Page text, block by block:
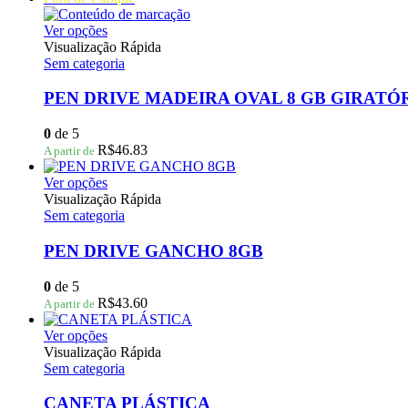
escolhidas
na
página
do
produto
Ver opçõesEste
produto
tem
variantes.
podem
ser
escolhidas
na
página
do
produto
Visualização Rápida
Sem categoria
PEN DRIVE MADEIRA OVAL 8 GB
0 de 5
A partir de R$46.83
Ver opçõesEste
produto
tem
variantes.
As
podem
ser
escolhidas
na
página
do
produto
Visualização Rápida
Sem categoria
PEN DRIVE GANCHO 8GB
0 de 5
A partir de R$43.60
Ver opçõesEste
produto
tem
variantes.
Visualização Rápida
Sem categoria
CANETA PLÁSTICA